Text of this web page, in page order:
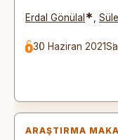
Erdal Gönülal *
30 Haziran 2021
ARAŞTIRMA